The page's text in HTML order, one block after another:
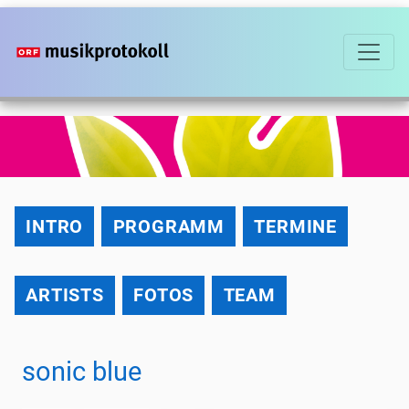
Direkt
zum
INTRO
PROGRAMM TERMINE
ARTISTS FOTOS TEAM
sonic blue